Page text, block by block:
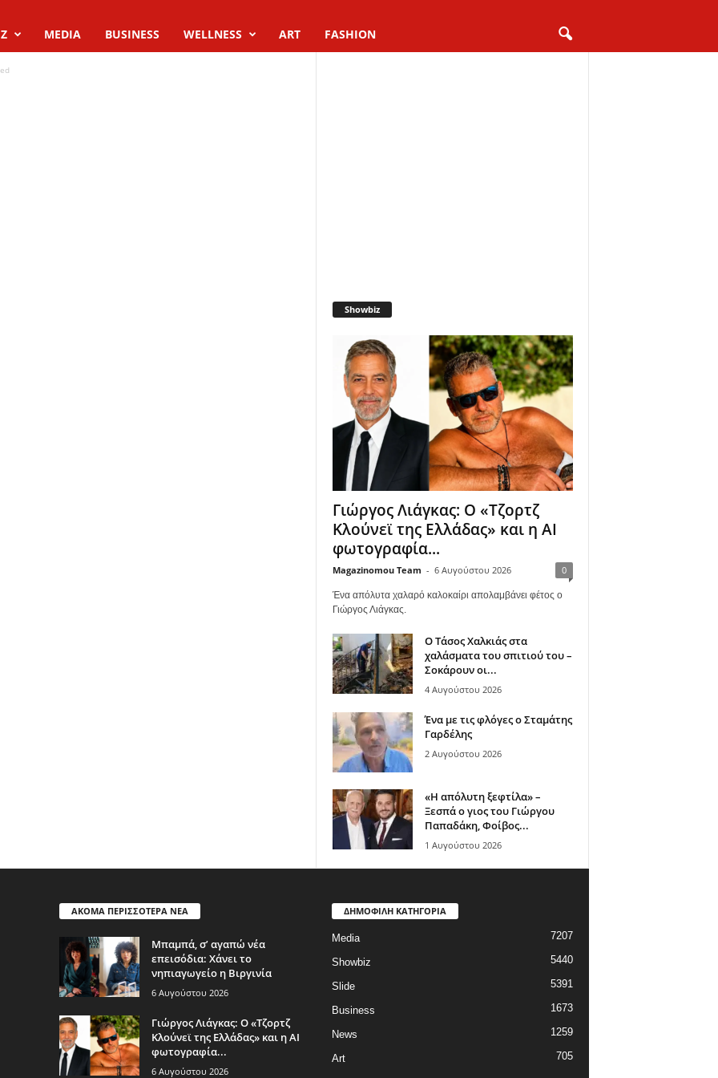
MEDIA BUSINESS WELLNESS ART FASHION
Showbiz
Γιώργος Λιάγκας: Ο «Τζορτζ
Κλούνεϊ της Ελλάδας» και η AI
φωτογραφία...
Magazinomou Team - 6 Αυγούστου 2026 0
Ένα απόλυτα χαλαρό καλοκαίρι απολαμβάνει φέτος ο
Γιώργος Λιάγκας.
Ο Τάσος Χαλκιάς στα
χαλάσματα του σπιτιού του –
Σοκάρουν οι...
4 Αυγούστου 2026
Ένα με τις φλόγες ο Σταμάτης
Γαρδέλης
2 Αυγούστου 2026
«Η απόλυτη ξεφτίλα» –
Ξεσπά ο γιος του Γιώργου
Παπαδάκη, Φοίβος...
1 Αυγούστου 2026
ΑΚΟΜΑ ΠΕΡΙΣΣΟΤΕΡΑ ΝΕΑ
Μπαμπά, σ’ αγαπώ νέα
επεισόδια: Χάνει το
νηπιαγωγείο η Βιργινία
6 Αυγούστου 2026
Γιώργος Λιάγκας: Ο «Τζορτζ
Κλούνεϊ της Ελλάδας» και η AI
φωτογραφία...
6 Αυγούστου 2026
ΔΗΜΟΦΙΛΗ ΚΑΤΗΓΟΡΙΑ
Media 7207
Showbiz 5440
Slide 5391
Business 1673
News 1259
Art 705